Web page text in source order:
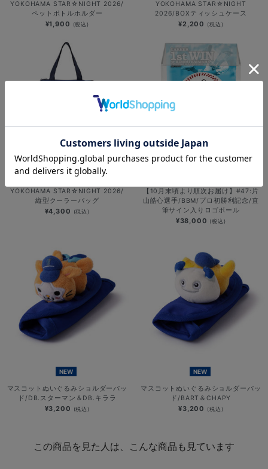
YOKOHAMA STAR☆NIGHT 2026/
ペットボトルホルダー
¥1,900 (税込)
YOKOHAMA STAR☆NIGHT
2026/BOXティッシュケース
¥2,200 (税込)
NEW
YOKOHAMA STAR☆NIGHT 2026/
縦型クーラーバッグ
¥4,300 (税込)
【10月末頃より順次お届け】#47:片
山皓心選手/BBM/プロ初勝利記念/直
筆サイン入りロゴボール
¥38,000 (税込)
NEW
マスコットぬいぐるみショルダーパッ
ド/DB.スターマン＆DB.キララ
¥3,200 (税込)
NEW
マスコットぬいぐるみショルダーパッ
ド/BART＆CHAPY
¥3,200 (税込)
この商品を見た人は、こんな商品も見ています